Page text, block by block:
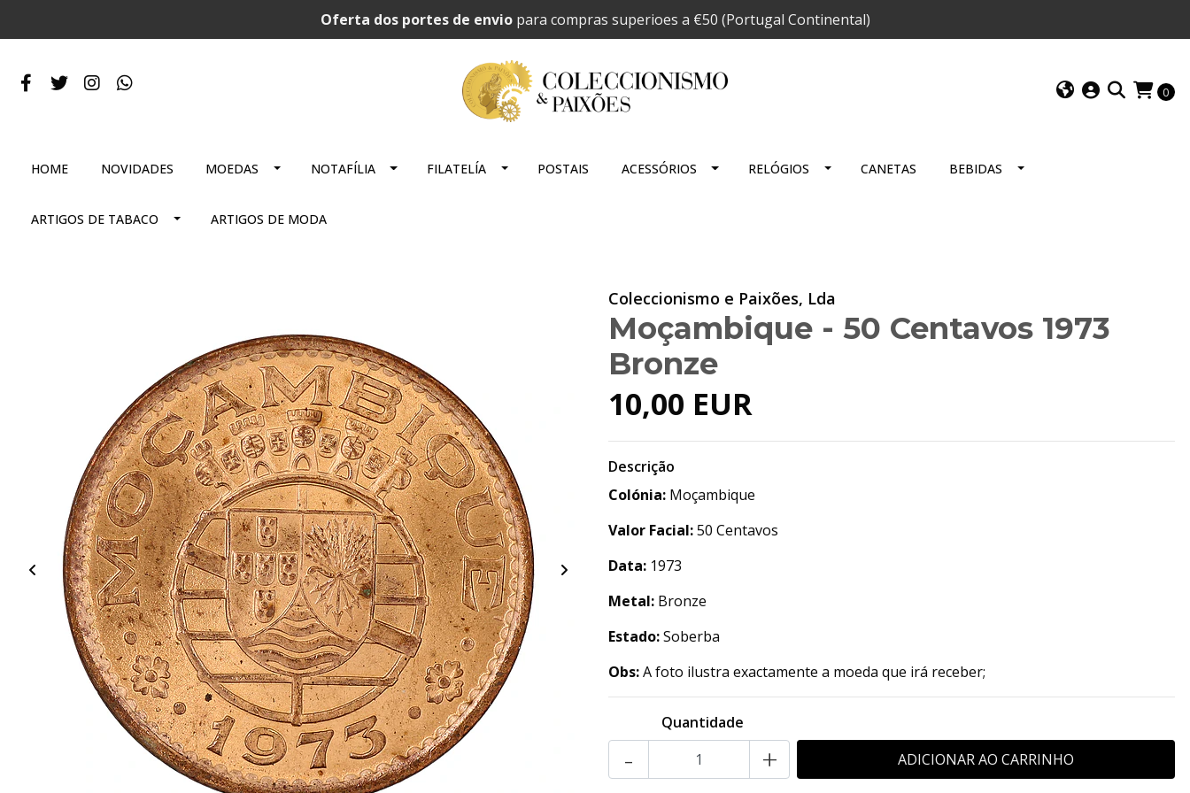
Oferta dos portes de enviopara compras superioes a €50 (Portugal Continental)
0
HOME NOVIDADES MOEDAS NOTAFÍLIA FILATELÍA POSTAIS ACESSÓRIOS RELÓGIOS CANETAS BEBIDAS
ARTIGOS DE TABACO ARTIGOS DE MODA
Coleccionismo e Paixões, Lda
Moçambique - 50 Centavos 1973
Bronze
10,00 EUR
Descrição
Colónia: Moçambique
Valor Facial:50 Centavos
Data: 1973
Metal: Bronze
Estado:Soberba
Obs:A foto ilustra exactamente a moeda que irá receber;
Quantidade
- +